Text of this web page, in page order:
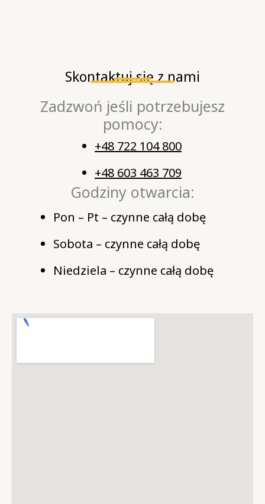
Skontaktuj się z nami
Zadzwoń jeśli potrzebujesz
pomocy:
+48 722 104 800
+48 603 463 709
Godziny otwarcia:
Pon – Pt – czynne całą dobę
Sobota – czynne całą dobę
Niedziela – czynne całą dobę